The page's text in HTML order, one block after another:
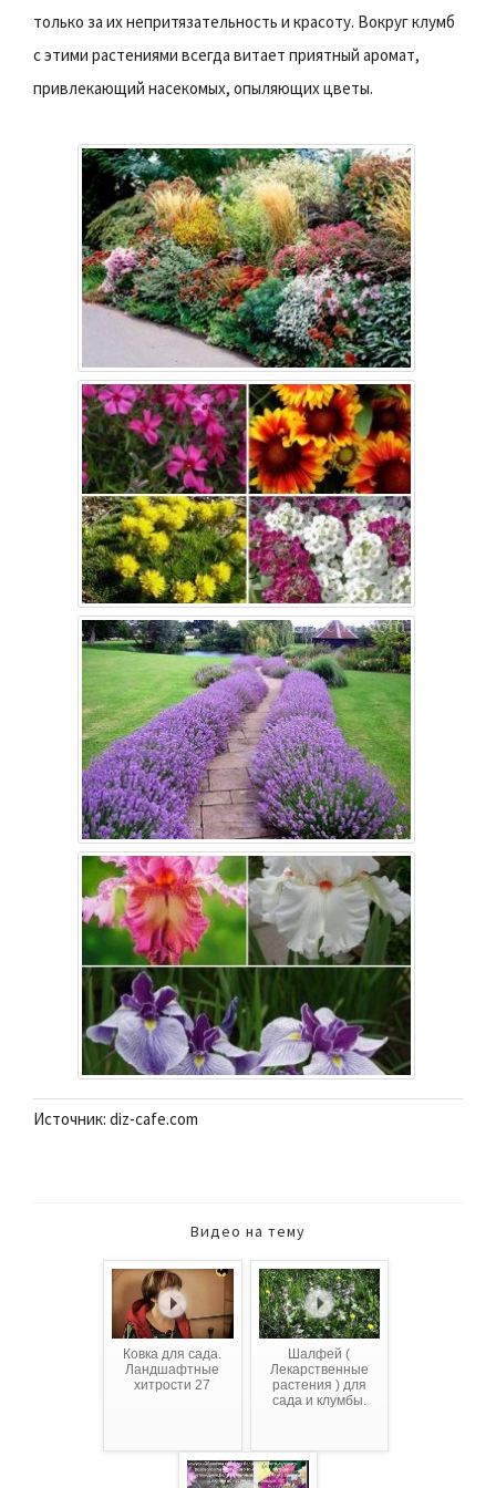
только за их непритязательность и красоту. Вокруг клумб
с этими растениями всегда витает приятный аромат,
привлекающий насекомых, опыляющих цветы.
Источник: diz-cafe.com
Видео на тему
Ковка для сада.
Ландшафтные
хитрости 27
Шалфей (
Лекарственные
растения ) для
сада и клумбы.